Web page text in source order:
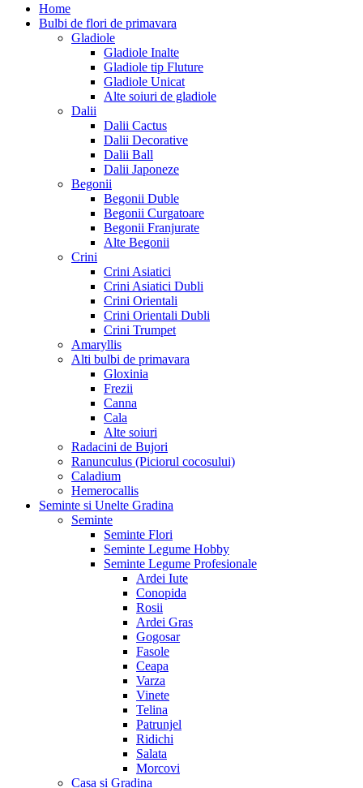
Home
Bulbi de flori de primavara
Gladiole
Gladiole Inalte
Gladiole tip Fluture
Gladiole Unicat
Alte soiuri de gladiole
Dalii
Dalii Cactus
Dalii Decorative
Dalii Ball
Dalii Japoneze
Begonii
Begonii Duble
Begonii Curgatoare
Begonii Franjurate
Alte Begonii
Crini
Crini Asiatici
Crini Asiatici Dubli
Crini Orientali
Crini Orientali Dubli
Crini Trumpet
Amaryllis
Alti bulbi de primavara
Gloxinia
Frezii
Canna
Cala
Alte soiuri
Radacini de Bujori
Ranunculus (Piciorul cocosului)
Caladium
Hemerocallis
Seminte si Unelte Gradina
Seminte
Seminte Flori
Seminte Legume Hobby
Seminte Legume Profesionale
Ardei Iute
Conopida
Rosii
Ardei Gras
Gogosar
Fasole
Ceapa
Varza
Vinete
Telina
Patrunjel
Ridichi
Salata
Morcovi
Casa si Gradina